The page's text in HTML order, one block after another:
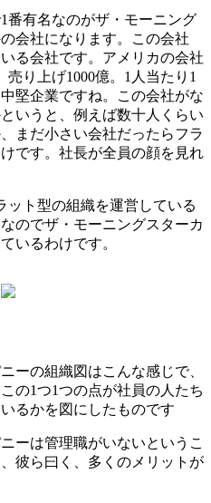
番有名なのがザ・モーニング
会社になります。この会社
る会社です。アメリカの会社
売り上げ1000億。1人当たり1
堅企業ですね。この会社がな
いうと、例えば数十人くらい
まだ小さい会社だったらフラ
です。社長が全員の顔を見れ
ット型の組織を運営している
のでザ・モーニングスターカ
いるわけです。
ーの組織図はこんな感じで、
の1つ1つの点が社員の人たち
るかを図にしたものです
ーは管理職がいないというこ
彼ら曰く、多くのメリットが